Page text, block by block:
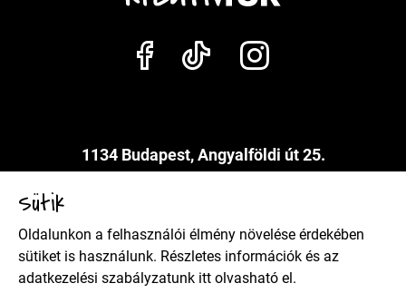
1134 Budapest, Angyalföldi út 25.
Adatkezelési szabályzat
Sütik
Oldalunkon a felhasználói élmény növelése érdekében
sütiket is használunk. Részletes információk és az
adatkezelési szabályzatunk itt olvasható el.